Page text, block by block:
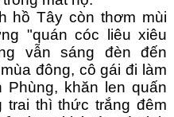
hồ Tây còn thơm mùi
"quán cóc liêu xiêu
vẫn sáng đèn đến
đông, cô gái đi làm
khăn len quấn
trai thì thức trắng đêm